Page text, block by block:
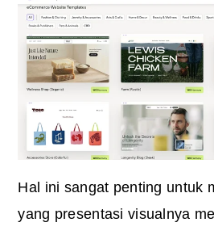
Hal ini sangat penting untuk
yang presentasi visualnya